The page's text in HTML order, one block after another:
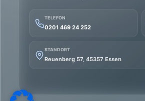
TELEFON
0201 469 24 252
STANDORT
Reuenberg 57, 45357 Essen